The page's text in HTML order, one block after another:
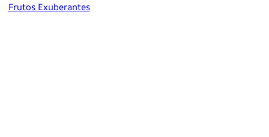
Frutos Exuberantes